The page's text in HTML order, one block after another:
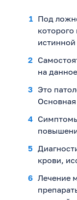
Под
на
Это
Основная
крови,
Лечение